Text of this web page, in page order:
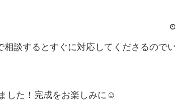
談するとすぐに対応してくださるので
した！完成をお楽しみに☺️